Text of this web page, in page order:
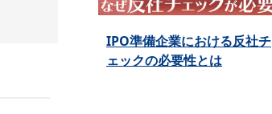
IPO準備企業における反社チ
ェックの必要性とは